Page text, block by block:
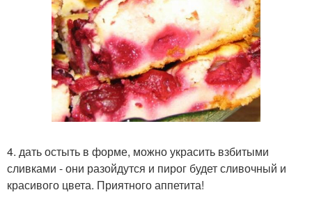
4. дать остыть в форме, можно украсить взбитыми
сливками - они разойдутся и пирог будет сливочный и
красивого цвета. Приятного аппетита!